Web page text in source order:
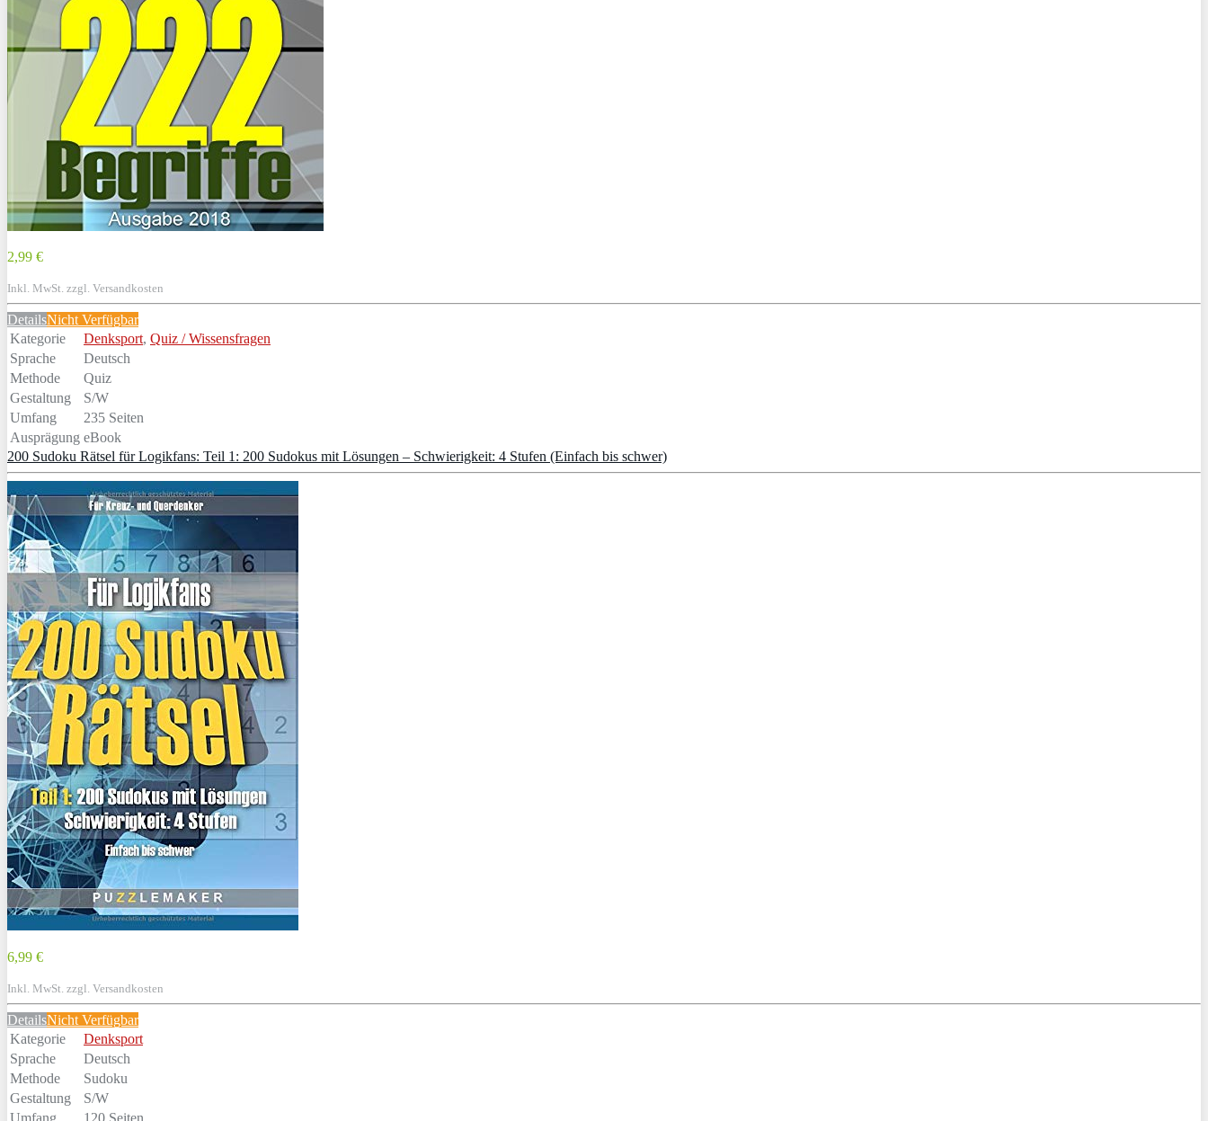
2,99 €
Inkl. MwSt. zzgl. Versandkosten
DetailsNicht Verfügbar
Kategorie
Denksport, Quiz / Wissensfragen
Sprache
Deutsch
Methode
Quiz
Gestaltung
S/W
Umfang
235 Seiten
Ausprägung eBook
200 Sudoku Rätsel für Logikfans: Teil 1: 200 Sudokus mit Lösungen – Schwierigkeit: 4 Stufen (Einfach bis schwer)
6,99 €
Inkl. MwSt. zzgl. Versandkosten
DetailsNicht Verfügbar
Kategorie
Denksport
Sprache
Deutsch
Methode
Sudoku
Gestaltung
S/W
Umfang
120 Seiten